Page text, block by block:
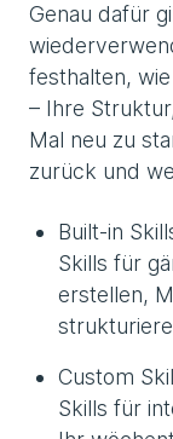
Genau dafür
festhalten,
– Ihre
Mal neu zu
zurück und
Built-in
Skills für
erstellen,
Custom
Skills für